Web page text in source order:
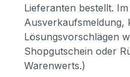
Lieferanten bestellt.
Ausverkaufsmeldung,
Lösungsvorschlägen
Shopgutschein oder
Warenwerts.)